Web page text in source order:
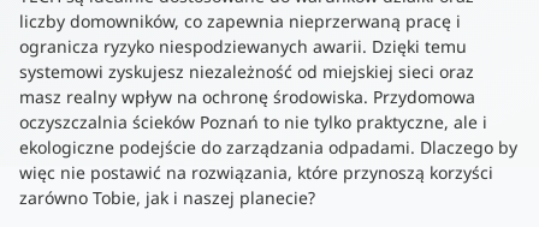
liczby domowników, co zapewnia nieprzerwaną pracę i
ogranicza ryzyko niespodziewanych awarii. Dzięki temu
systemowi zyskujesz niezależność od miejskiej sieci oraz
masz realny wpływ na ochronę środowiska. Przydomowa
oczyszczalnia ścieków Poznań to nie tylko praktyczne, ale i
ekologiczne podejście do zarządzania odpadami. Dlaczego by
więc nie postawić na rozwiązania, które przynoszą korzyści
zarówno Tobie, jak i naszej planecie?